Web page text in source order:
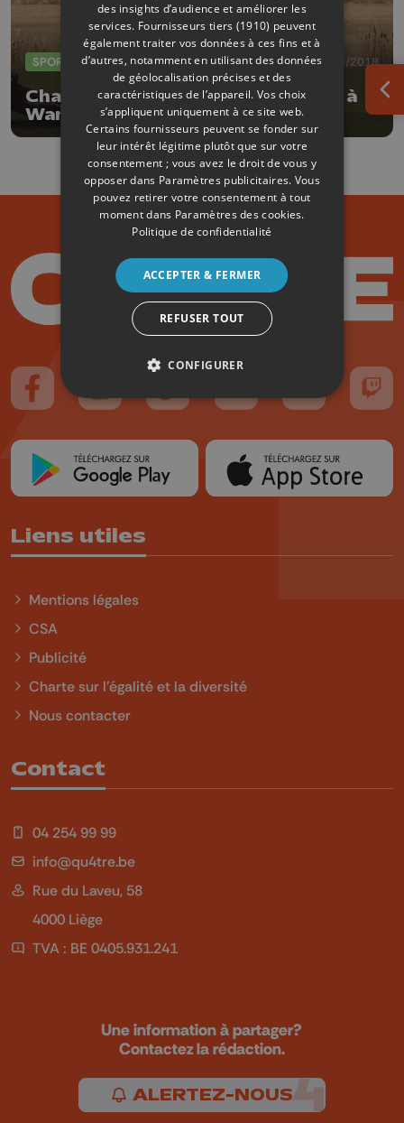
SPORTS 07/08/2018
Championnat de Belgique de golf à
Wanze
Suivez-nous sur FaceBook
Suivez-nous sur Instagram
Suivez-nous sur TikTok
Suivez-nous sur YouTube
Suivez-nous
Liens utiles
Mentions légales
CSA
Publicité
Charte sur l'égalité et la diversité
Nous contacter
Contact
04 254 99 99
info@qu4tre.be
Rue du Laveu, 58
4000 Liège
TVA : BE 0405.931.241
Une information à partager?
Contactez la rédaction.
ALERTEZ-NOUS
des insights d’audience et améliorer les
services. Fournisseurs tiers (1910) peuvent
également traiter vos données à ces fins et à
d’autres, notamment en utilisant des données
de géolocalisation précises et des
caractéristiques de l’appareil. Vos choix
s’appliquent uniquement à ce site web.
Certains fournisseurs peuvent se fonder sur
leur intérêt légitime plutôt que sur votre
consentement ; vous avez le droit de vous y
opposer dans Paramètres publicitaires. Vous
pouvez retirer votre consentement à tout
moment dans Paramètres des cookies.
Politique de confidentialité
ACCEPTER & FERMER
REFUSER TOUT
CONFIGURER